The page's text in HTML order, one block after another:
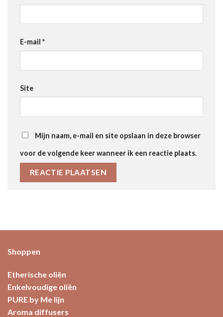
E-mail *
Site
Mijn naam, e-mail en site opslaan in deze browser
voor de volgende keer wanneer ik een reactie plaats.
Shoppen
Etherische oliën
Enkelvoudige oliën
PURE by Me lijn
Aroma diffusers